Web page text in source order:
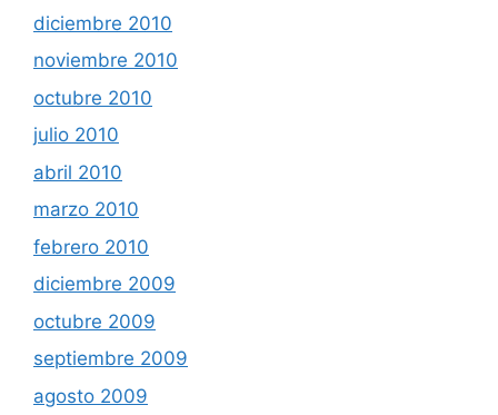
diciembre 2010
noviembre 2010
octubre 2010
julio 2010
abril 2010
marzo 2010
febrero 2010
diciembre 2009
octubre 2009
septiembre 2009
agosto 2009